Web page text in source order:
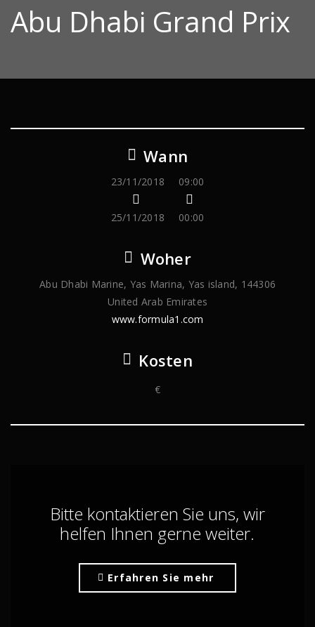
Abu Dhabi Grand Prix
Wann
23/11/2018
25/11/2018
09:00
00:00
Woher
Abu Dhabi Marine, Yas Marina, Yas island, 144306
United Arab Emirates
www.formula1.com
Kosten
€
Bitte kontaktieren Sie uns, wir
helfen Ihnen gerne weiter.
Erfahren Sie mehr